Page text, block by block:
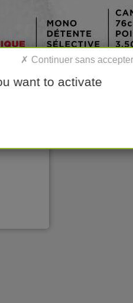
want to activate